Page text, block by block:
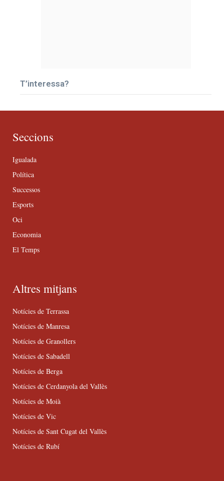
T’interessa?
Seccions
Igualada
Política
Successos
Esports
Oci
Economia
El Temps
Altres mitjans
Notícies de Terrassa
Notícies de Manresa
Notícies de Granollers
Notícies de Sabadell
Notícies de Berga
Notícies de Cerdanyola del Vallès
Notícies de Moià
Notícies de Vic
Notícies de Sant Cugat del Vallès
Notícies de Rubí